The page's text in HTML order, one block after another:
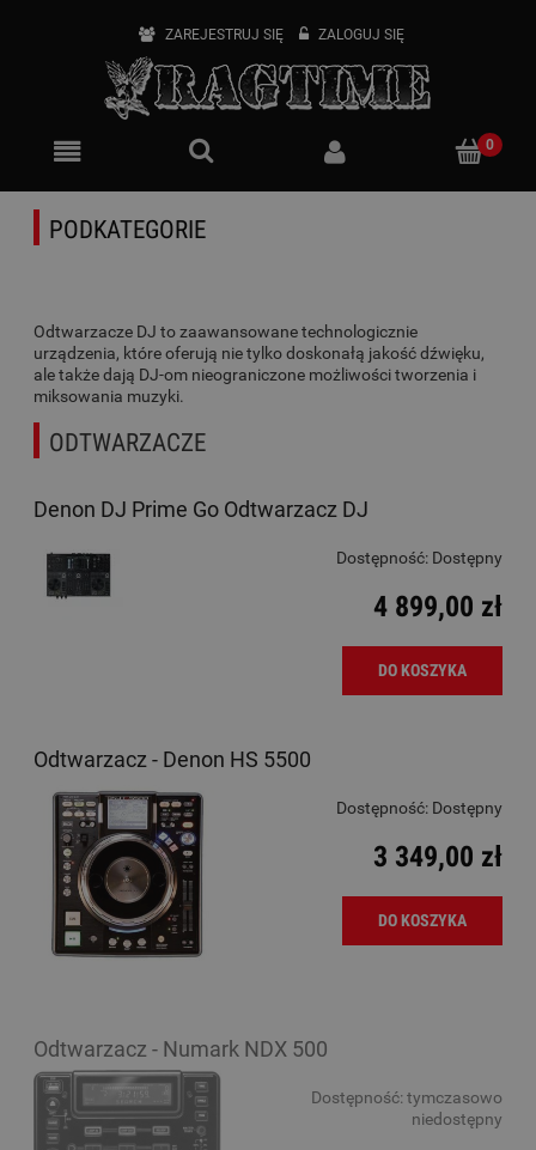
ZAREJESTRUJ SIĘ ZALOGUJ SIĘ
PODKATEGORIE
Odtwarzacze DJ to zaawansowane technologicznie
urządzenia, które oferują nie tylko doskonałą jakość dźwięku,
ale także dają DJ-om nieograniczone możliwości tworzenia i
miksowania muzyki.
ODTWARZACZE
Denon DJ Prime Go Odtwarzacz DJ
Dostępność: Dostępny
4 899,00 zł
DO KOSZYKA
Odtwarzacz - Denon HS 5500
Dostępność: Dostępny
3 349,00 zł
DO KOSZYKA
Odtwarzacz - Numark NDX 500
Dostępność: tymczasowo
niedostępny